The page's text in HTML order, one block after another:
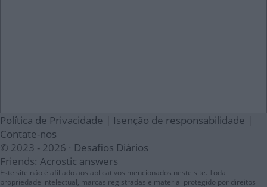
Política de Privacidade | Isenção de responsabilidade |
Contate-nos
© 2023 - 2026 · Desafios Diários
Friends: Acrostic answers
Este site não é afiliado aos aplicativos mencionados neste site. Toda
propriedade intelectual, marcas registradas e material protegido por direitos